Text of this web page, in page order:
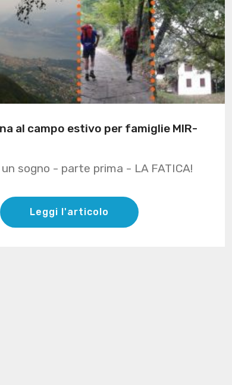
al campo estivo per famiglie MIR-
sogno - parte prima - LA FATICA!
Leggi l'articolo